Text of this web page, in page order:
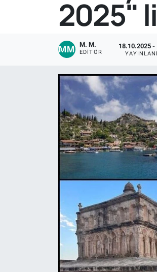
2025"
M. M.
EDITÖR
18.10.2025 -
Tüm Manşetler
Haber Arşivi